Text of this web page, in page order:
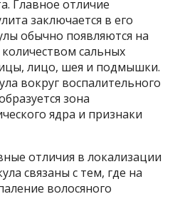
Главное отличие
заключается в его
обычно появляются на
сальных
лицо, шея и подмышки.
вокруг воспалительного
зона
ядра и признаки
отличия в локализации
связаны с тем, где на
волосяного